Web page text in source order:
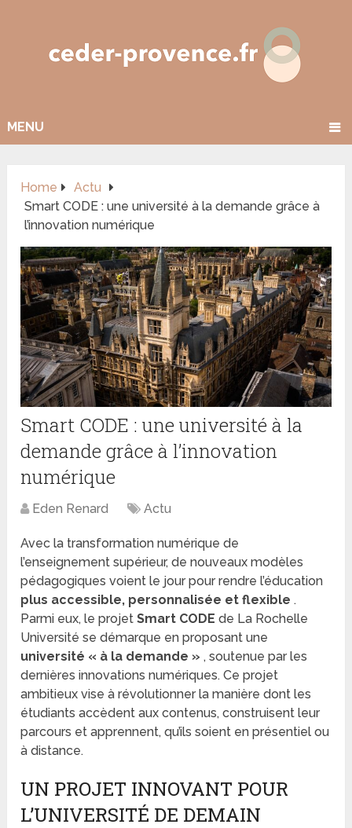
MENU
Home
Actu
Smart CODE : une université à la demande grâce à
l’innovation numérique
Smart CODE : une université à la
demande grâce à l’innovation
numérique
Eden Renard Actu
Avec la transformation numérique de
l’enseignement supérieur, de nouveaux modèles
pédagogiques voient le jour pour rendre l’éducation
plus accessible, personnalisée et flexible .
Parmi eux, le projetSmart CODE de La Rochelle
Université se démarque en proposant une
université « à la demande » , soutenue par les
dernières innovations numériques. Ce projet
ambitieux vise à révolutionner la manière dont les
étudiants accèdent aux contenus, construisent leur
parcours et apprennent, qu’ils soient en présentiel ou
à distance.
UN PROJET INNOVANT POUR
L’UNIVERSITÉ DE DEMAIN